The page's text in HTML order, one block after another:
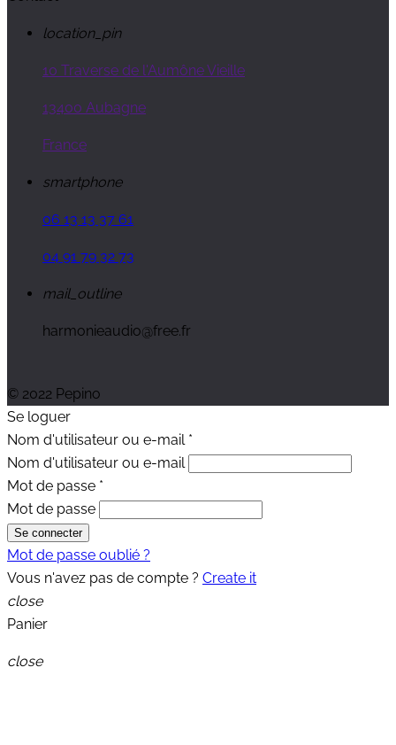
location_pin
10 Traverse de l'Aumône Vieille
13400 Aubagne
France
smartphone
06 13 13 37 61
04 91 79 32 73
mail_outline
harmonieaudio@free.fr
© 2022 Pepino
Se loguer
Nom d'utilisateur ou e-mail *
Nom d'utilisateur ou e-mail
Mot de passe *
Mot de passe
Se connecter
Mot de passe oublié ?
Vous n'avez pas de compte ? Create it
close
Panier
close